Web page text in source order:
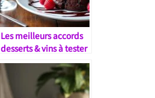
Les meilleurs accords
desserts & vins à tester